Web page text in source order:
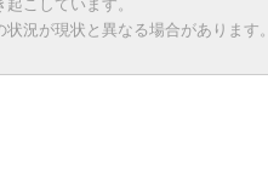
こしています。
況が現状と異なる場合があります。